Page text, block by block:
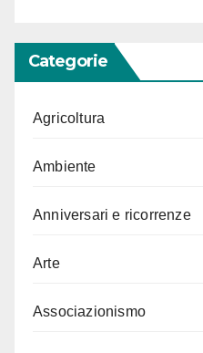
Categorie
Agricoltura
Ambiente
Anniversari e ricorrenze
Arte
Associazionismo